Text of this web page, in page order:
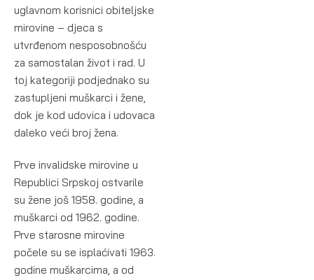
uglavnom korisnici obiteljske
mirovine – djeca s
utvrđenom nesposobnošću
za samostalan život i rad. U
toj kategoriji podjednako su
zastupljeni muškarci i žene,
dok je kod udovica i udovaca
daleko veći broj žena.
Prve invalidske mirovine u
Republici Srpskoj ostvarile
su žene još 1958. godine, a
muškarci od 1962. godine.
Prve starosne mirovine
počele su se isplaćivati 1963.
godine muškarcima, a od